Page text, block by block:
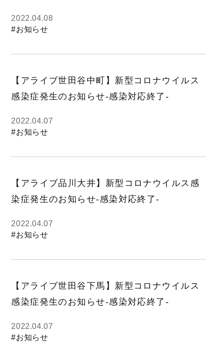
2022.04.08
#お知らせ
【アライブ世田谷中町】新型コロナウイルス
感染症発生のお知らせ-感染対応終了-
2022.04.07
#お知らせ
【アライブ品川大井】新型コロナウイルス感
染症発生のお知らせ-感染対応終了-
2022.04.07
#お知らせ
【アライブ世田谷下馬】新型コロナウイルス
感染症発生のお知らせ-感染対応終了-
2022.04.07
#お知らせ